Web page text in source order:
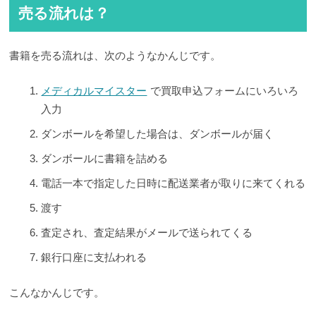
売る流れは？
書籍を売る流れは、次のようなかんじです。
メディカルマイスター で買取申込フォームにいろいろ
入力
ダンボールを希望した場合は、ダンボールが届く
ダンボールに書籍を詰める
電話一本で指定した日時に配送業者が取りに来てくれる
渡す
査定され、査定結果がメールで送られてくる
銀行口座に支払われる
こんなかんじです。